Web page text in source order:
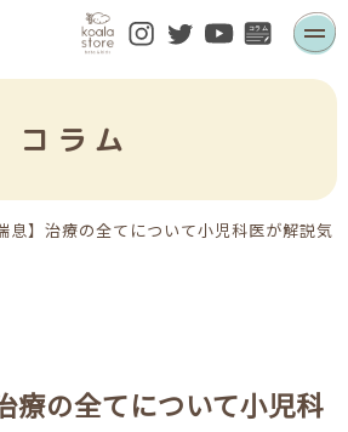
コラム
息】治療の全てについて小児科医が解説気
療の全てについて小児科